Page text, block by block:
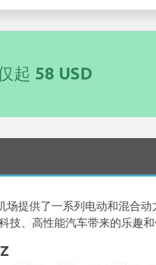
起 58 USD
提供了一系列电动和混合
技、高性能汽车带来的乐趣